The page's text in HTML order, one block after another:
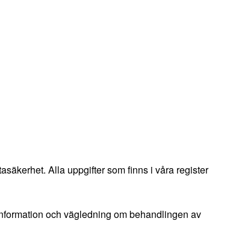
Alla uppgifter som finns i våra register
och vägledning om behandlingen av